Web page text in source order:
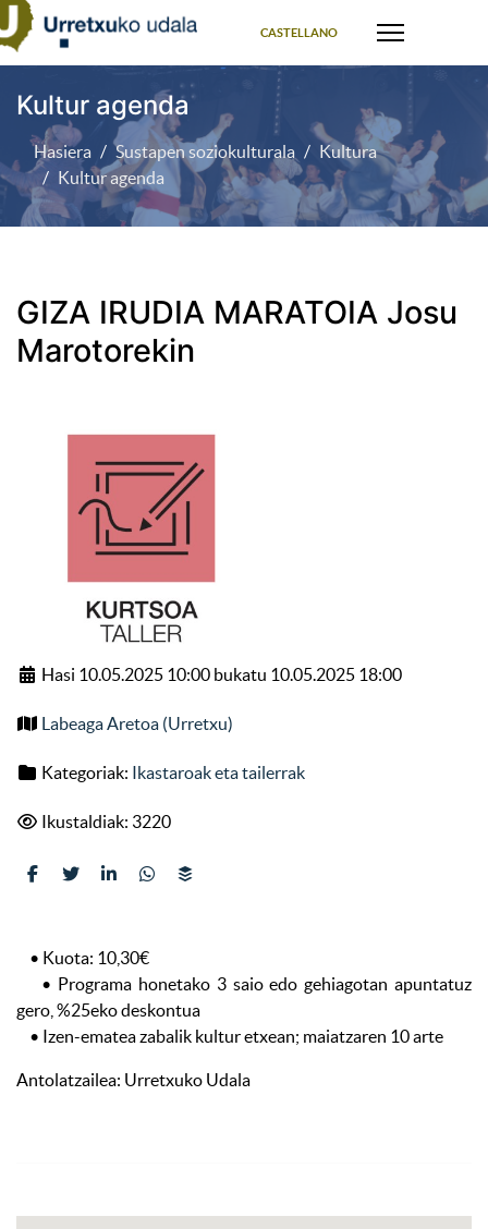
CASTELLANO
Kultur agenda
Hasiera Sustapen soziokulturala
Kultura
Kultur agenda
GIZA IRUDIA MARATOIA Josu
Marotorekin
Hasi 10.05.2025 10:00 bukatu 10.05.2025 18:00
Labeaga Aretoa (Urretxu)
Kategoriak: Ikastaroak eta tailerrak
Ikustaldiak: 3220
• Kuota: 10,30€
• Programa honetako 3 saio edo gehiagotan apuntatuz
gero, %25eko deskontua
• Izen-ematea zabalik kultur etxean; maiatzaren 10 arte
Antolatzailea: Urretxuko Udala